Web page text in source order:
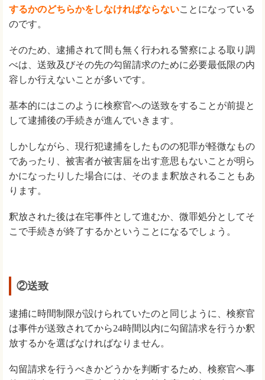
するかのどちらかをしなければならないことになっている
のです。
そのため、逮捕されて間も無く行われる警察による取り調
べは、送致及びその先の勾留請求のために必要最低限の内
容しか行えないことが多いです。
基本的にはこのように検察官への送致をすることが前提と
して逮捕後の手続きが進んでいきます。
しかしながら、現行犯逮捕をしたものの犯罪が軽微なもの
であったり、被害者が被害届を出す意思もないことが明ら
かになったりした場合には、そのまま釈放されることもあ
ります。
釈放された後は在宅事件として進むか、微罪処分としてそ
こで手続きが終了するかということになるでしょう。
②送致
逮捕に時間制限が設けられていたのと同じように、検察官
は事件が送致されてから24時間以内に勾留請求を行うか釈
放するかを選ばなければなりません。
勾留請求を行うべきかどうかを判断するため、検察官へ事